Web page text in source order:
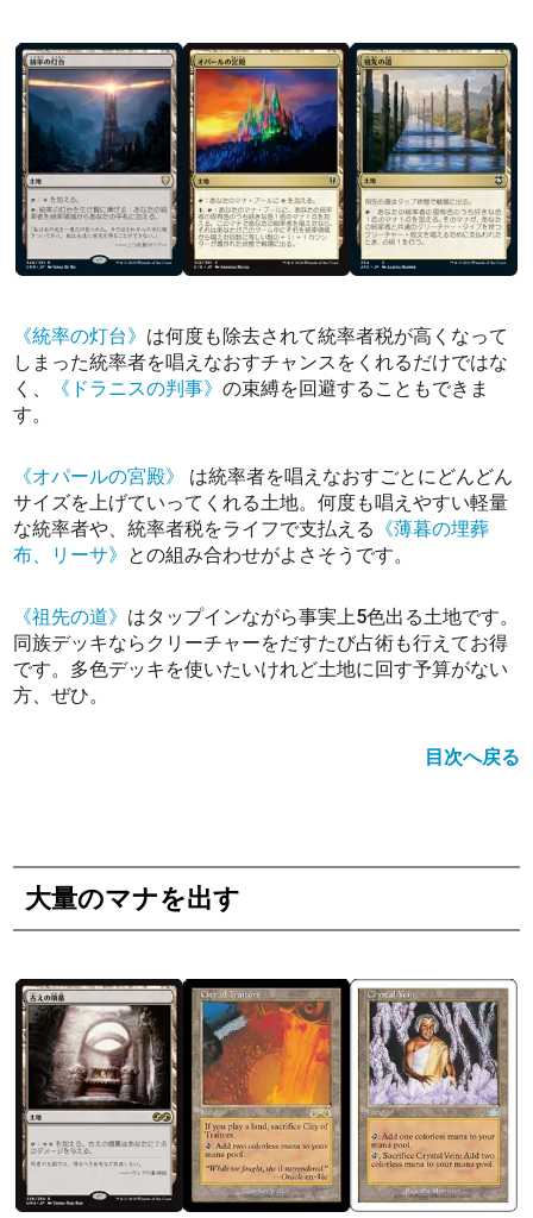
《統率の灯台》 は何度も除去されて統率者税が高くなって
しまった統率者を唱えなおすチャンスをくれるだけではな
く、
《ドラニスの判事》の束縛を回避することもできま
す。
《オパールの宮殿》
は統率者を唱えなおすごとにどんどん
サイズを上げていってくれる土地。何度も唱えやすい軽量
な統率者や、統率者税をライフで支払える 《薄暮の埋葬
布、リーサ》 との組み合わせがよさそうです。
《祖先の道》 はタップインながら事実上5色出る土地です。
同族デッキならクリーチャーをだすたび占術も行えてお得
です。多色デッキを使いたいけれど土地に回す予算がない
方、ぜひ。
目次へ戻る
大量のマナを出す